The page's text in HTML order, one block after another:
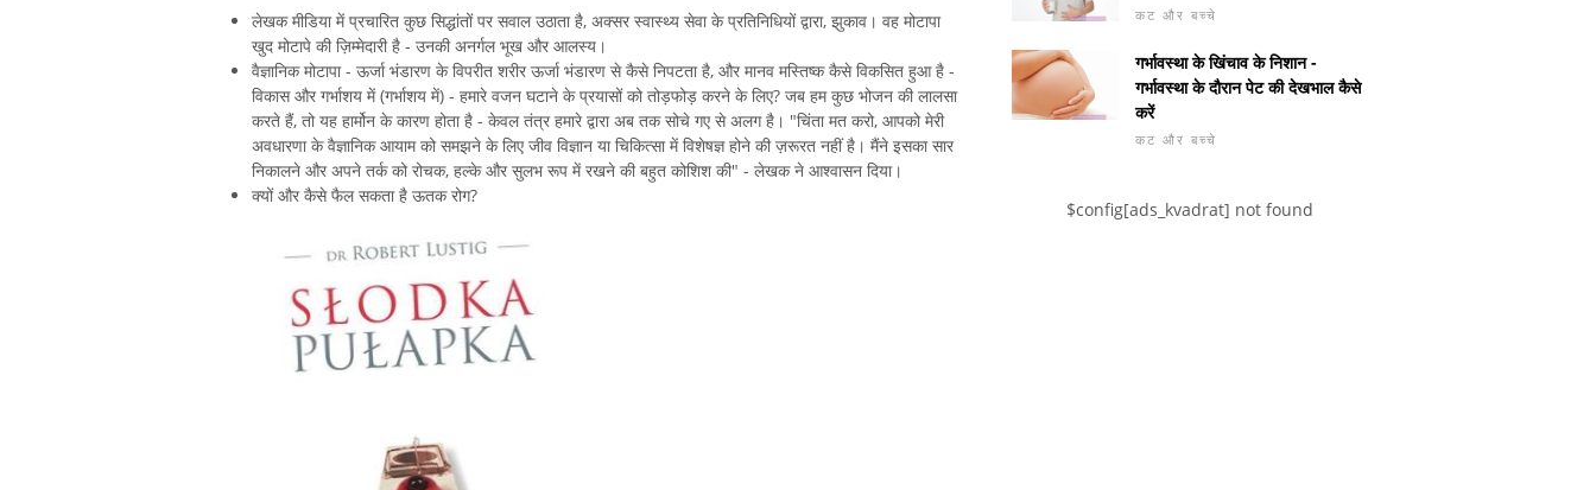
लेखक मीडिया में प्रचारित कुछ सिद्धांतों पर सवाल उठाता है, अक्सर स्वास्थ्य सेवा के प्रतिनिधियों द्वारा, झुकाव। वह मोटापा
खुद मोटापे की ज़िम्मेदारी है - उनकी अनर्गल भूख और आलस्य।
वैज्ञानिक मोटापा - ऊर्जा भंडारण के विपरीत शरीर ऊर्जा भंडारण से कैसे निपटता है, और मानव मस्तिष्क कैसे विकसित हुआ है -
विकास और गर्भाशय में (गर्भाशय में) - हमारे वजन घटाने के प्रयासों को तोड़फोड़ करने के लिए? जब हम कुछ भोजन की लालसा
करते हैं, तो यह हार्मोन के कारण होता है - केवल तंत्र हमारे द्वारा अब तक सोचे गए से अलग है। "चिंता मत करो, आपको मेरी
अवधारणा के वैज्ञानिक आयाम को समझने के लिए जीव विज्ञान या चिकित्सा में विशेषज्ञ होने की ज़रूरत नहीं है। मैंने इसका सार
निकालने और अपने तर्क को रोचक, हल्के और सुलभ रूप में रखने की बहुत कोशिश की" - लेखक ने आश्वासन दिया।
क्यों और कैसे फैल सकता है ऊतक रोग?
कट और बच्चे
गर्भावस्था के खिंचाव के निशान -
गर्भावस्था के दौरान पेट की देखभाल कैसे
करें
कट और बच्चे
$config[ads_kvadrat] not found